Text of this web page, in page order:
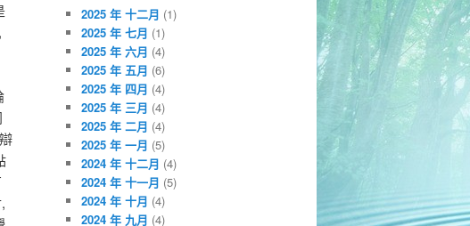
2025 年 十二月 (1)
2025 年 七月 (1)
2025 年 六月 (4)
2025 年 五月 (6)
2025 年 四月 (4)
2025 年 三月 (4)
2025 年 二月 (4)
2025 年 一月 (5)
2024 年 十二月 (4)
2024 年 十一月 (5)
2024 年 十月 (4)
2024 年 九月 (4)